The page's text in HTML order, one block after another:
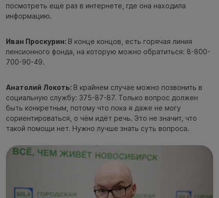
посмотреть ещё раз в интернете, где она находила
информацию.
Иван Проскурин: В конце концов, есть горячая линия
пенсионного фонда, на которую можно обратиться: 8-800-
700-90-49.
Анатолий Локоть: В крайнем случае можно позвонить в
социальную службу: 375-87-87. Только вопрос должен
быть конкретным, потому что пока я даже не могу
сориентироваться, о чём идёт речь. Это не значит, что
такой помощи нет. Нужно лучше знать суть вопроса.